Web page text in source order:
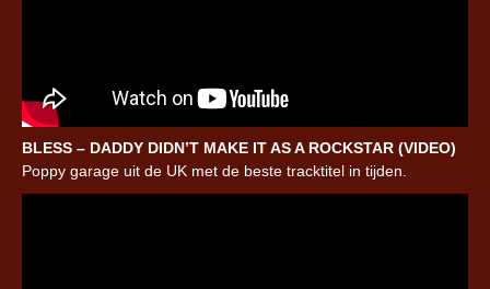
BLESS – DADDY DIDN’T MAKE IT AS A ROCKSTAR (VIDEO)
Poppy garage uit de UK met de beste tracktitel in tijden.